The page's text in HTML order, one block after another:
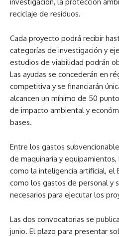
reciclaje de residuos.
Cada proyecto podrá recibir
categorías de investigación y
estudios de viabilidad podrán
Las ayudas se concederán en
competitiva y se financiarán
alcancen un mínimo de 50
de impacto ambiental y
bases.
Entre los gastos
de maquinaria y
como la inteligencia artificial, el
como los gastos de personal y
necesarios para ejecutar los
Las dos convocatorias se
junio. El plazo para presentar